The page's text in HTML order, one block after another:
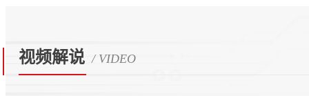
视频解说 / VIDEO